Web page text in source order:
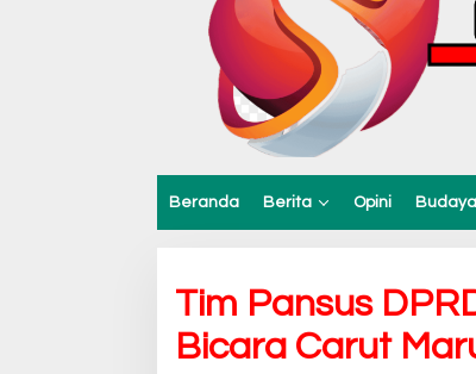
Beranda Berita Opini Budaya
Tim Pansus
Bicara Carut